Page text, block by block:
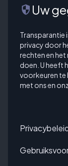
security Uw
Transparantie
privacy door
rechten en
doen. U heeft
voorkeuren te
met ons en